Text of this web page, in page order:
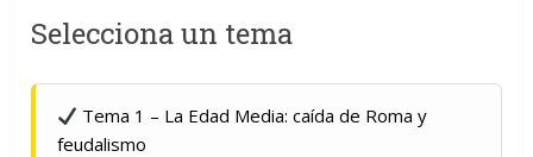
Selecciona un tema
Tema 1 – La Edad Media: caída de Roma y
feudalismo